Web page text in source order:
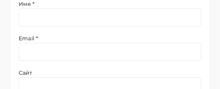
Имя*
Email*
Сайт